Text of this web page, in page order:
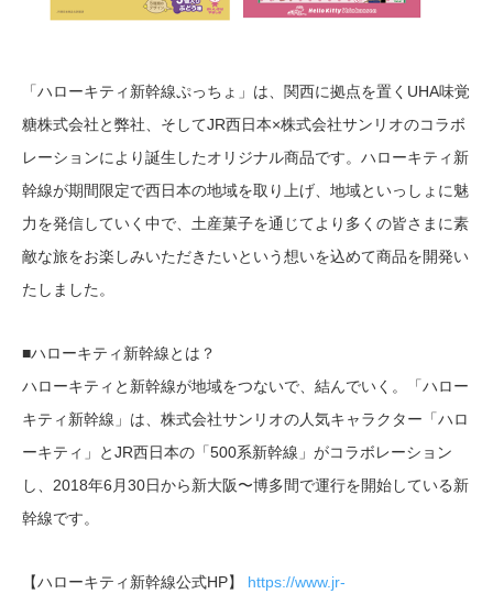
「ハローキティ新幹線ぷっちょ」は、関西に拠点を置くUHA味覚
糖株式会社と弊社、そしてJR西日本×株式会社サンリオのコラボ
レーションにより誕生したオリジナル商品です。ハローキティ新
幹線が期間限定で西日本の地域を取り上げ、地域といっしょに魅
力を発信していく中で、土産菓子を通じてより多くの皆さまに素
敵な旅をお楽しみいただきたいという想いを込めて商品を開発い
たしました。
■ハローキティ新幹線とは？
ハローキティと新幹線が地域をつないで、結んでいく。「ハロー
キティ新幹線」は、株式会社サンリオの人気キャラクター「ハロ
ーキティ」とJR西日本の「500系新幹線」がコラボレーション
し、2018年6月30日から新大阪〜博多間で運行を開始している新
幹線です。
【ハローキティ新幹線公式HP】 https://www.jr-